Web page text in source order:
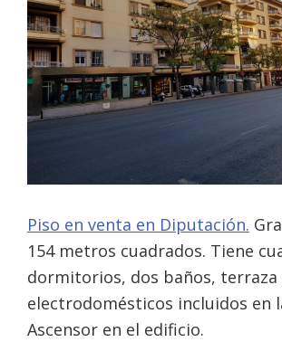
Piso en venta en Diputación.
154 metros cuadrados. Tiene
dormitorios, dos baños, terraza
electrodomésticos incluidos en
Ascensor en el edificio.